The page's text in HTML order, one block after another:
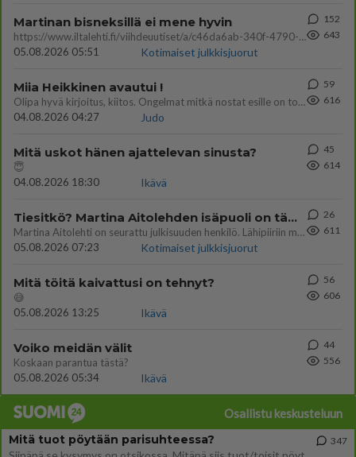
Martinan bisneksillä ei mene hyvin
https://www.iltalehti.fi/viihdeuutiset/a/c46da6ab-340f-4790-aaa7-0865eed2336 Yrityksen konkurssihakemus on tullut kärä
05.08.2026 05:51
Kotimaiset julkkisjuorut
152
643
Miia Heikkinen avautui !
Olipa hyvä kirjoitus, kiitos. Ongelmat mitkä nostat esille on todellisia ja tämä ylimielisyys totta ja se näkyy kaikessa
04.08.2026 04:27
Judo
59
616
Mitä uskot hänen ajattelevan sinusta?
😇
04.08.2026 18:30
Ikävä
45
614
Tiesitkö? Martina Aitolehden isäpuoli on tämä suosittu laulaja
Martina Aitolehti on seurattu julkisuuden henkilö. Lähipiiriin mahtuu muitakin tunnettuja henkilöitä. Tiesitkö, että Ma
05.08.2026 07:23
Kotimaiset julkkisjuorut
26
611
Mitä töitä kaivattusi on tehnyt?
😅
05.08.2026 13:25
Ikävä
56
606
Voiko meidän välit
Koskaan parantua tästä?
05.08.2026 05:34
Ikävä
44
556
Osallistu keskusteluun
Mitä tuot pöytään parisuhteessa?
347